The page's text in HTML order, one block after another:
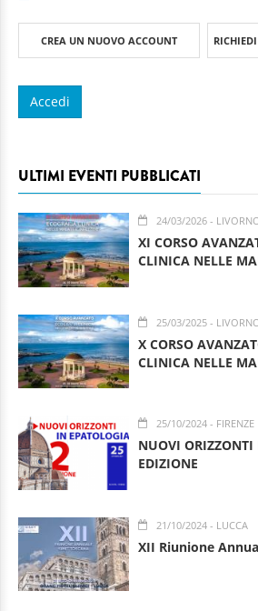
CREA UN NUOVO ACCOUNT
ULTIMI EVENTI PUBBLICATI
24/03/2026 -
XI CORSO
CLINICA NELLE
25/03/2025 -
X CORSO
CLINICA NELLE
25/10/2024 - FIRENZE
NUOVI
EDIZIONE
21/10/2024 - LUCCA
XII Riunione